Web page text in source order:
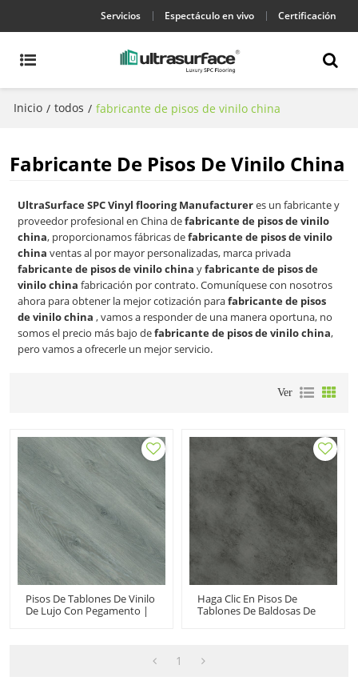
Servicios Espectáculo en vivo Certificación
Inicio / todos / fabricante de pisos de vinilo china
Fabricante De Pisos De Vinilo China
UltraSurface SPC Vinyl flooring Manufactureres un fabricante y
proveedor profesional en China defabricante de pisos de vinilo
china, proporcionamos fábricas defabricante de pisos de vinilo
china ventas al por mayor personalizadas, marca privada
fabricante de pisos de vinilo china yfabricante de pisos de
vinilo china fabricación por contrato. Comuníquese con nosotros
ahora para obtener la mejor cotización parafabricante de pisos
de vinilo china , vamos a responder de una manera oportuna, no
somos el precio más bajo defabricante de pisos de vinilo china,
pero vamos a ofrecerle un mejor servicio.
Ver
Pisos De Tablones De Vinilo
De Lujo Con Pegamento |
Haga Clic En Pisos De
Tablones De Baldosas De
Design Concrete Look UCT
1